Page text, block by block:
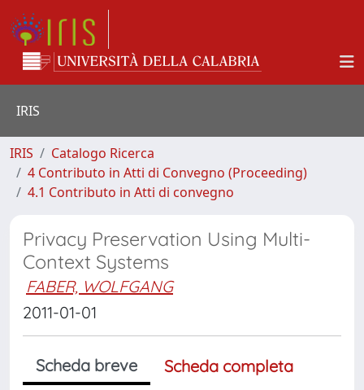
IRIS
IRIS
Catalogo Ricerca
4 Contributo in Atti di Convegno (Proceeding)
4.1 Contributo in Atti di convegno
Privacy Preservation Using Multi-
Context Systems
FABER, WOLFGANG
2011-01-01
Scheda breve
Scheda completa